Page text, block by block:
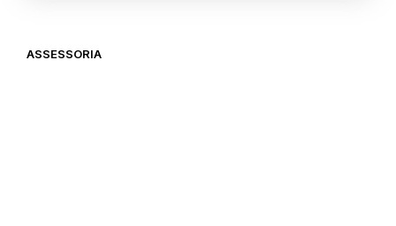
ASSESSORIA